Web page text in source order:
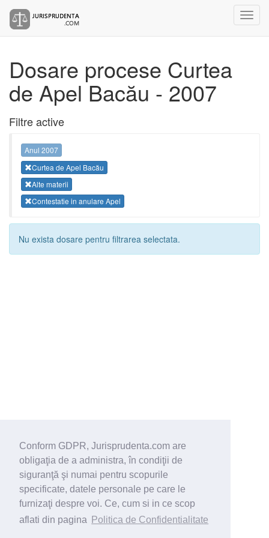
Conform GDPR, Jurisprudenta.com are
obligaţia de a administra, în condiţii de
siguranţă şi numai pentru scopurile
specificate, datele personale pe care le
furnizaţi despre voi. Ce, cum si in ce scop
aflati din pagina
Politica de Confidentialitate
Dosare procese Curtea
de Apel Bacău - 2007
Filtre active
Anul 2007
Curtea de Apel Bacău
Alte materii
Contestatie in anulare Apel
Nu exista dosare pentru filtrarea selectata.